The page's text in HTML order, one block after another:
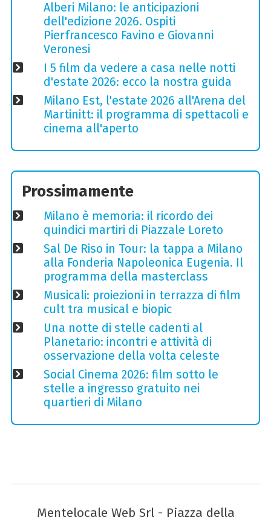
Alberi Milano: le anticipazioni
dell'edizione 2026. Ospiti
Pierfrancesco Favino e Giovanni
Veronesi
I 5 film da vedere a casa nelle notti
d'estate 2026: ecco la nostra guida
Milano Est, l'estate 2026 all'Arena del
Martinitt: il programma di spettacoli e
cinema all'aperto
Prossimamente
Milano è memoria: il ricordo dei
quindici martiri di Piazzale Loreto
Sal De Riso in Tour: la tappa a Milano
alla Fonderia Napoleonica Eugenia. Il
programma della masterclass
Musicali: proiezioni in terrazza di film
cult tra musical e biopic
Una notte di stelle cadenti al
Planetario: incontri e attività di
osservazione della volta celeste
Social Cinema 2026: film sotto le
stelle a ingresso gratuito nei
quartieri di Milano
Mentelocale Web Srl - Piazza della